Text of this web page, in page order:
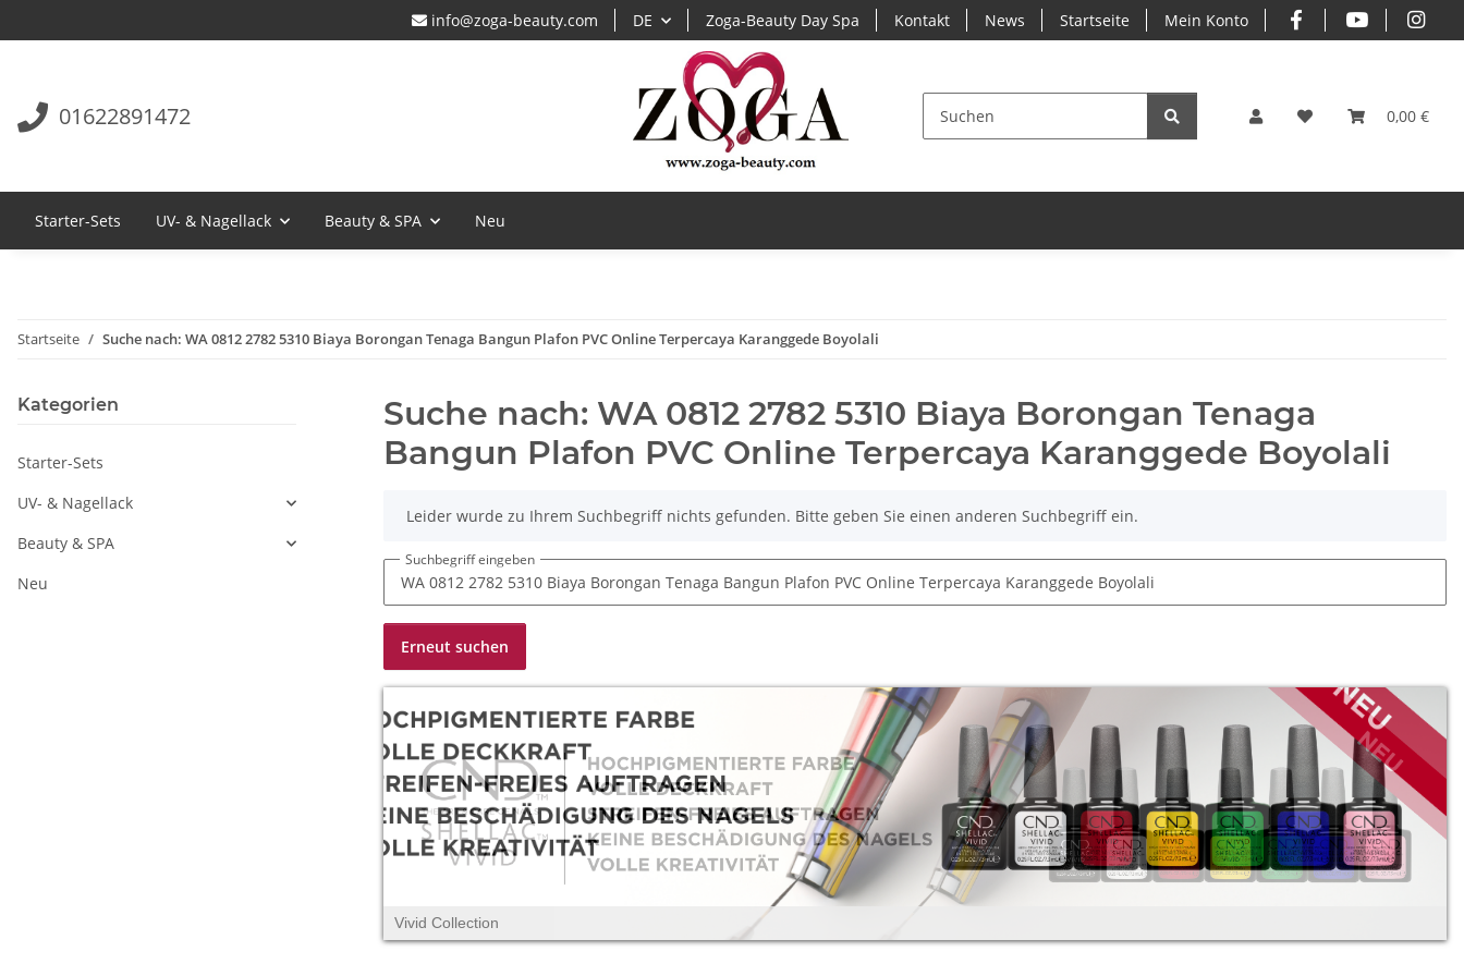
info@zoga-beauty.com DE Zoga-Beauty Day Spa Kontakt News Startseite Mein Konto
01622891472 0,00 €
Starter-Sets UV- & Nagellack Beauty & SPA Neu
Startseite Suche nach: WA 0812 2782 5310 Biaya Borongan Tenaga Bangun Plafon PVC Online Terpercaya Karanggede Boyolali
Suche nach: WA 0812 2782 5310 Biaya Borongan Tenaga
Bangun Plafon PVC Online Terpercaya Karanggede Boyolali
xLeider wurde zu Ihrem Suchbegriff nichts gefunden. Bitte geben Sie einen anderen Suchbegriff ein.
Suchbegriff eingeben
Erneut suchen
Vivid Collection
Kategorien
Starter-Sets
UV- & Nagellack
Beauty & SPA
Neu